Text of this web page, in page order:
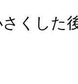
くした